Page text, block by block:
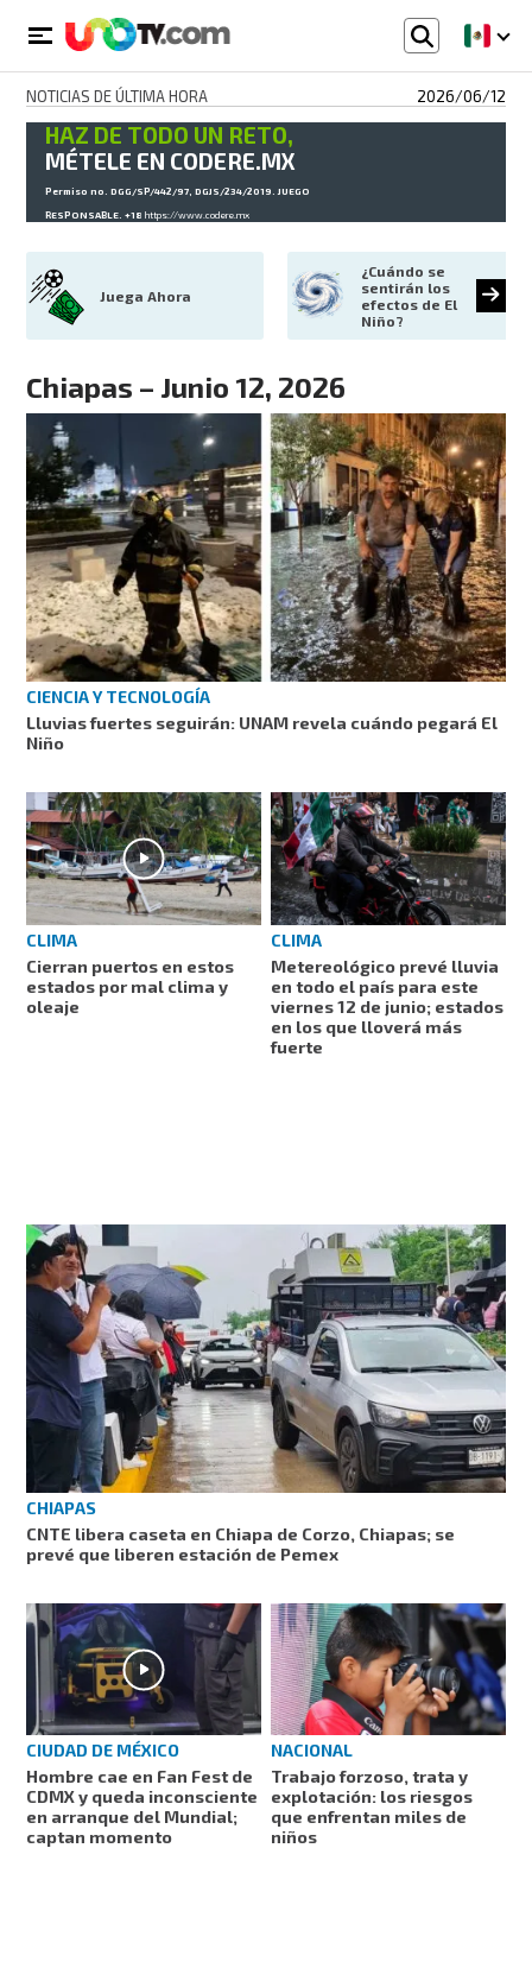
NOTICIAS DE ÚLTIMA HORA 2026/06/12
HAZ DE TODO UN RETO,
MÉTELE EN CODERE.MX
Permiso no. DGG/SP/442/97, DGJS/234/2019. JUEGO
RESPONSABLE. +18https://www.codere.mx
Juega Ahora
¿Cuándo se
sentirán los
efectos de El
Niño?
Chiapas – Junio 12, 2026
CIENCIA Y TECNOLOGÍA
Lluvias fuertes seguirán: UNAM revela cuándo pegará El
Niño
CLIMA
Cierran puertos en estos
estados por mal clima y
oleaje
CLIMA
Metereológico prevé lluvia
en todo el país para este
viernes 12 de junio; estados
en los que lloverá más
fuerte
CHIAPAS
CNTE libera caseta en Chiapa de Corzo, Chiapas; se
prevé que liberen estación de Pemex
CIUDAD DE MÉXICO
Hombre cae en Fan Fest de
CDMX y queda inconsciente
en arranque del Mundial;
captan momento
NACIONAL
Trabajo forzoso, trata y
explotación: los riesgos
que enfrentan miles de
niños